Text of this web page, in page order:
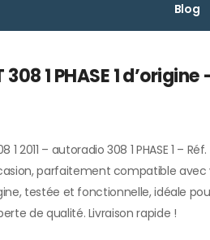
Blog
1 PHASE 1 d’origine
1 2011 – autoradio 308 1 PHASE 1 –
parfaitement compatible avec
testée et fonctionnelle, idéale
de qualité. Livraison rapide !